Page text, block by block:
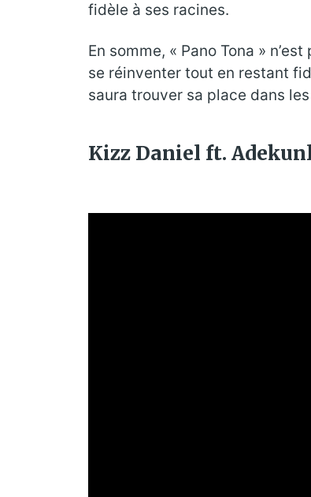
fidèle à ses racines.
En somme, « Pano Tona »
se réinventer tout en restant
saura trouver sa place dans
Kizz Daniel ft.